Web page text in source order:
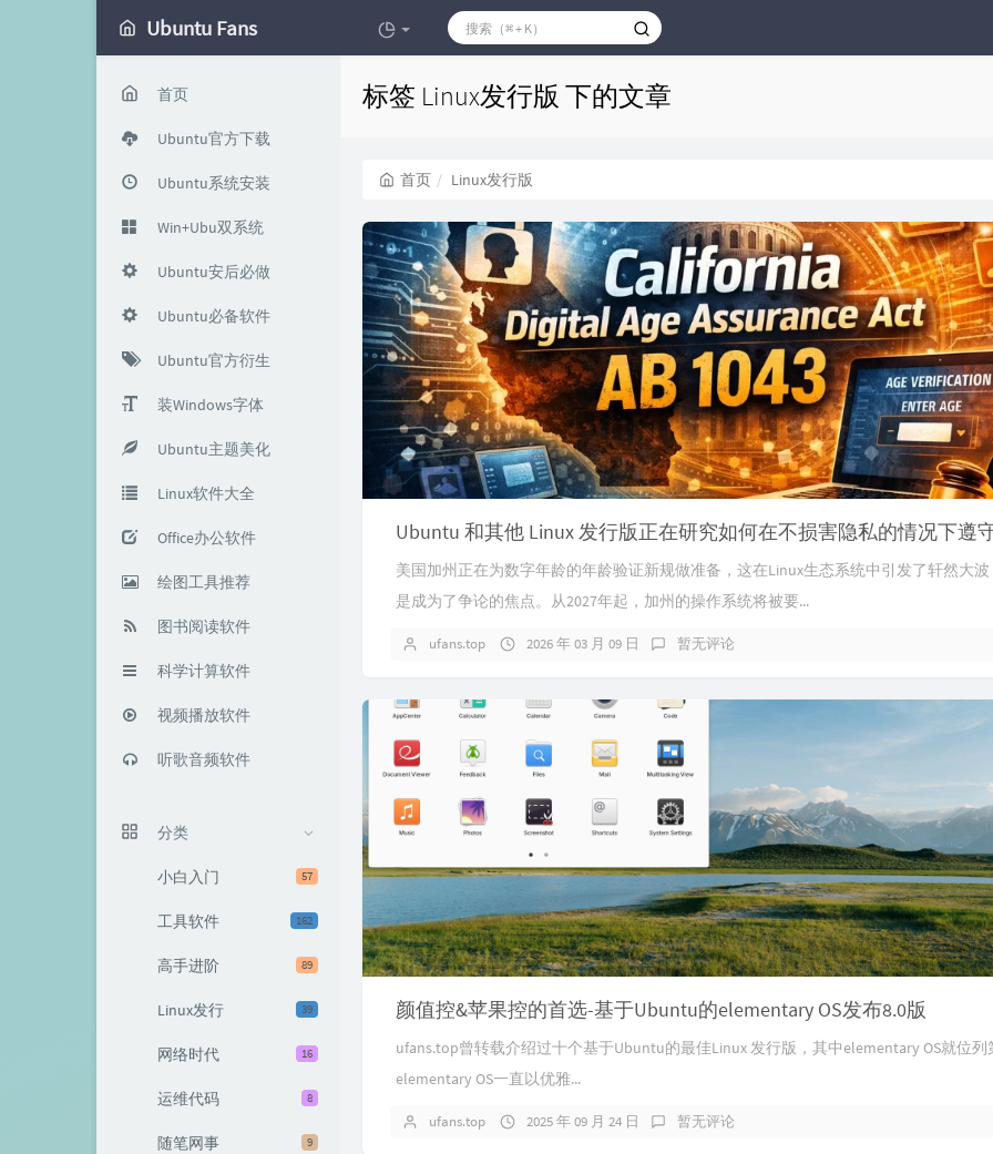
Ubuntu Fans
首页
Ubuntu官方下载
Ubuntu系统安装
Win+Ubu双系统
Ubuntu安后必做
Ubuntu必备软件
Ubuntu官方衍生
装Windows字体
Ubuntu主题美化
Linux软件大全
Office办公软件
绘图工具推荐
图书阅读软件
科学计算软件
视频播放软件
听歌音频软件
分类
57
小白入门
162
工具软件
89
高手进阶
39
Linux发行
16
网络时代
8
运维代码
9
随笔网事
标签 Linux发行版 下的文章
首页 Linux发行版
美国加州正在为数字年龄的年龄验证新规做准备，这在Linux生态系统中引发了轩然大
是成为了争论的焦点。从2027年起，加州的操作系统将被要...
ufans.top 2026 年 03 月 09 日 暂无评论
颜值控&苹果控的首选-基于Ubuntu的elementary OS发布8.0版
ufans.top曾转载介绍过十个基于Ubuntu的最佳Linux 发行版，其中elementary OS就位列
elementary OS一直以优雅...
ufans.top 2025 年 09 月 24 日 暂无评论